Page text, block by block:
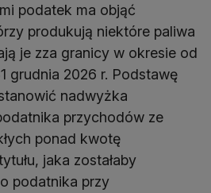
podatek ma objąć
produkują niektóre paliwa
je zza granicy w okresie od
grudnia 2026 r. Podstawę
nadwyżka
przychodów ze
ponad kwotę
jaka zostałaby
podatnika przy